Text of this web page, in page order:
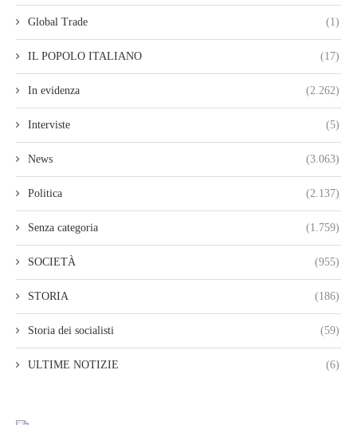
Global Trade (1)
IL POPOLO ITALIANO (17)
In evidenza (2.262)
Interviste (5)
News (3.063)
Politica (2.137)
Senza categoria (1.759)
SOCIETÀ (955)
STORIA (186)
Storia dei socialisti (59)
ULTIME NOTIZIE (6)